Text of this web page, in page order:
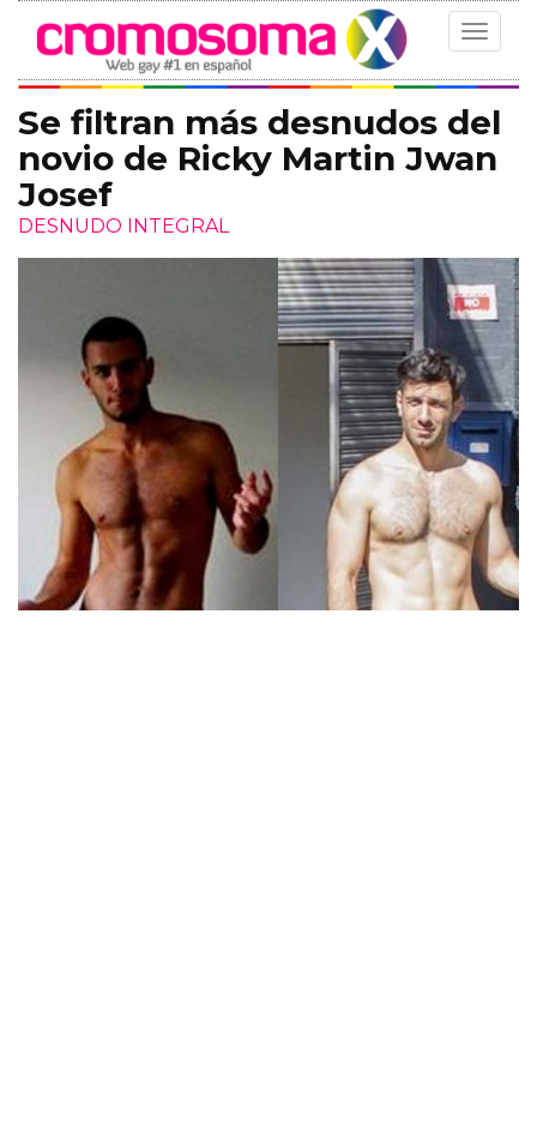
Toggle
Se filtran más desnudos del
novio de Ricky Martin Jwan
Josef
DESNUDO INTEGRAL